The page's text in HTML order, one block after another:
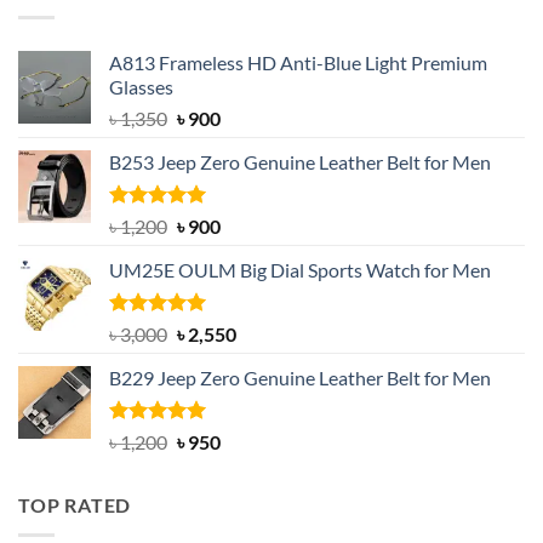
A813 Frameless HD Anti-Blue Light Premium
Glasses
৳1,350 Original
was:
৳ 1,350.
৳900Current
is:
B253 Jeep Zero Genuine Leather Belt for Men
Rated5.00
out of 5
৳1,200 Original
was:
৳ 1,200.
৳900Current
is:
UM25E OULM Big Dial Sports Watch for Men
Rated5.00
out of 5
৳3,000 Original
was:
৳ 3,000.
৳2,550Current
is:
B229 Jeep Zero Genuine Leather Belt for Men
Rated4.92
out of 5
৳1,200 Original
৳950Current
TOP RATED